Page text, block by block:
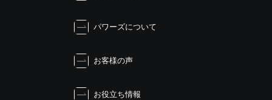
パワーズについて
お客様の声
お役立ち情報